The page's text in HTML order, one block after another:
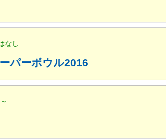
なし
パーボウル2016